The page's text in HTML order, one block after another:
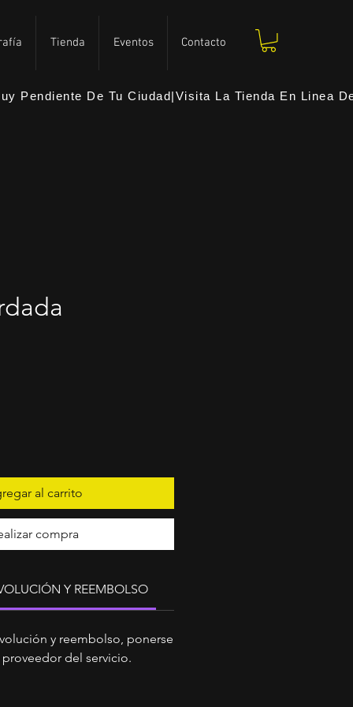
Tienda Eventos Contacto
Pendiente De Tu Ciudad|Visita La Tienda En Linea
al carrito
compra
Y REEMBOLSO
y reembolso, ponerse
del servicio.